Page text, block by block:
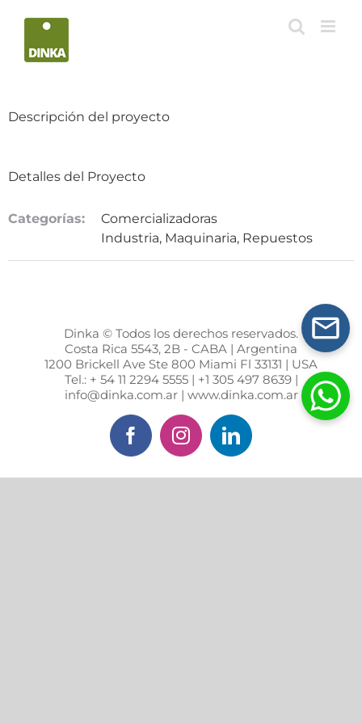
Descripción del proyecto
Detalles del Proyecto
Categorías:
Comercializadoras
Industria, Maquinaria, Repuestos
Dinka © Todos los derechos reservados.
Costa Rica 5543, 2B - CABA | Argentina
1200 Brickell Ave Ste 800 Miami Fl 33131 | USA
Tel.: + 54 11 2294 5555 | +1 305 497 8639 |
info@dinka.com.ar | www.dinka.com.ar
FacebookInstagramLinkedIn